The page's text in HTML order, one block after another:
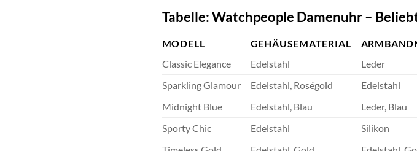
Tabelle: Watchpeople Damenuhr –
MODELL GEHÄUSEMATERIAL
Classic Elegance
Edelstahl Leder
Sparkling Glamour
Edelstahl, Roségold Edelstahl
Midnight Blue
Edelstahl, Blau Leder, Blau
Sporty Chic
Edelstahl Silikon